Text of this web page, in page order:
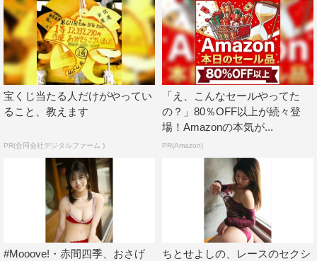
宝くじ当たる人だけがやってい
ること、教えます
PR(合同会社デジタルファーム )
「え、こんなセールやってた
の？」80％OFF以上が続々登
場！Amazonの本気が...
PR(Amazon)
#Mooove!・赤間四季、おさげ
ちとせよしの、レースのセクシ